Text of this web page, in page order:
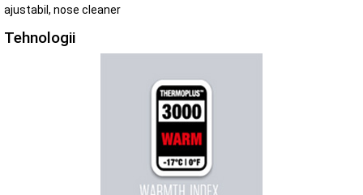
ajustabil, nose cleaner
Tehnologii